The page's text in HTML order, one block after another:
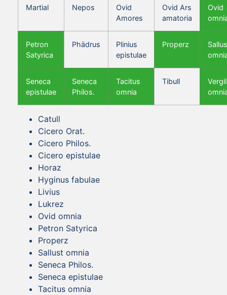
Martial Nepos
Ovid
Amores
Ovid Ars
amatoria
Ovid
Petron
Satyrica
Phädrus
Plinius
epistulae
Properz
Seneca
epistulae
Seneca
Philos.
Tacitus
omnia
Tibull
Vergil
Catull
Cicero Orat.
Cicero Philos.
Cicero epistulae
Horaz
Hyginus fabulae
Livius
Lukrez
Ovid omnia
Petron Satyrica
Properz
Sallust omnia
Seneca Philos.
Seneca epistulae
Tacitus omnia